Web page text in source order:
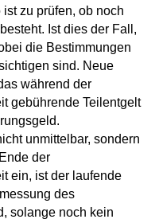
zu prüfen, ob noch
Ist dies der Fall,
die Bestimmungen
sind. Neue
während der
gebührende Teilentgelt
unmittelbar, sondern
der
ein, ist der laufende
des
solange noch kein